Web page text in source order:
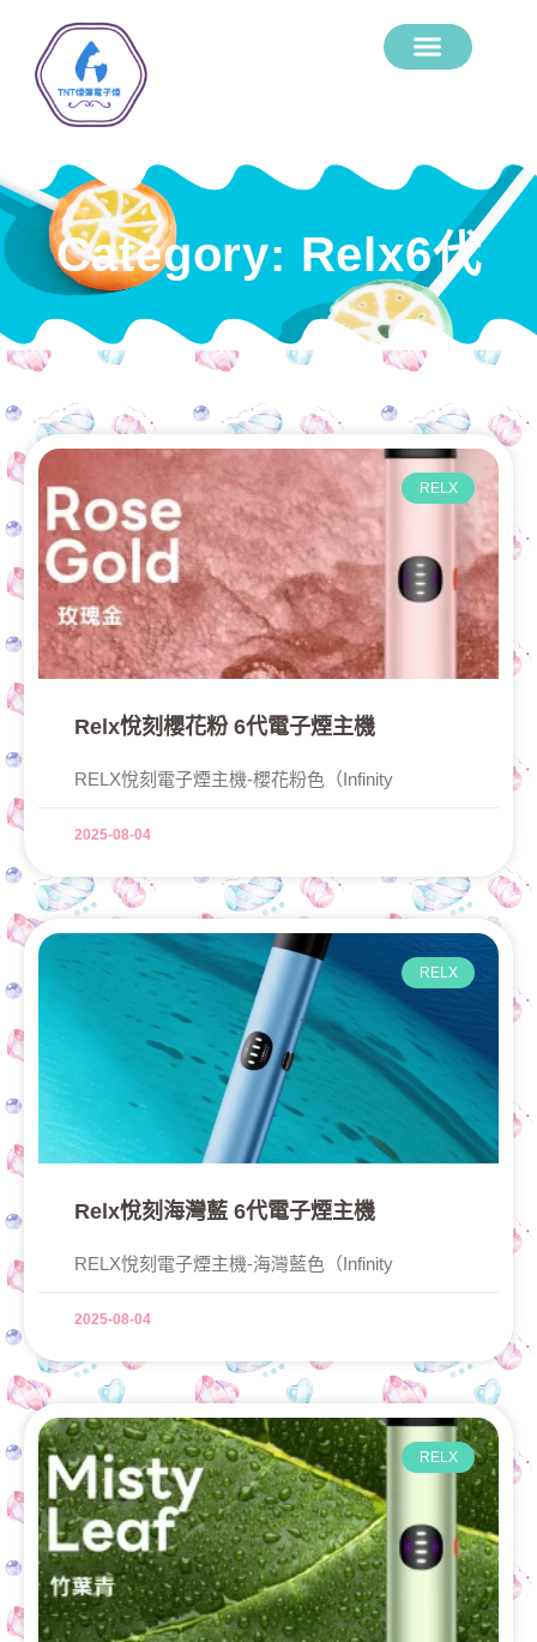
Category: Relx6代
RELX
Relx悅刻櫻花粉 6代電子煙主機
RELX悅刻電子煙主機-櫻花粉色（Infinity
2025-08-04
RELX
Relx悅刻海灣藍 6代電子煙主機
RELX悅刻電子煙主機-海灣藍色（Infinity
2025-08-04
RELX